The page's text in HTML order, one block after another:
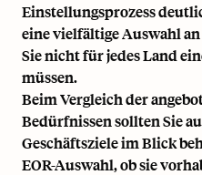
Einstellungsprozess
eine vielfältige Auswahl
Sie nicht für jedes Land
müssen.
Beim Vergleich der
Bedürfnissen sollten Sie
Geschäftsziele im Blick
EOR-Auswahl, ob sie